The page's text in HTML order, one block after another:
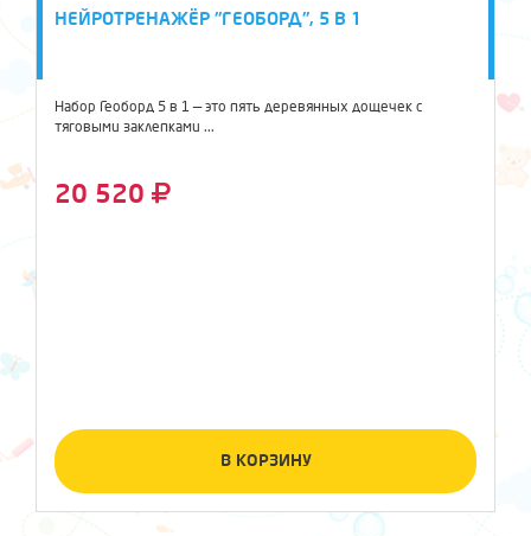
НЕЙРОТРЕНАЖЁР "ГЕОБОРД", 5 В 1
Набор Геоборд 5 в 1 — это пять деревянных дощечек с
тяговыми заклепками ...
20 520
В КОРЗИНУ